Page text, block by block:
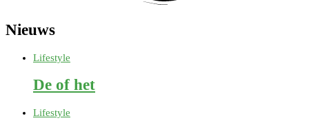
Nieuws
Lifestyle
De of het
Lifestyle